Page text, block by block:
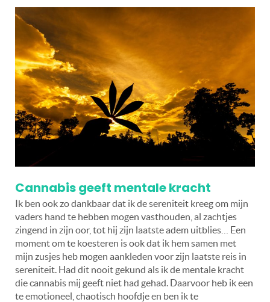
Cannabis geeft mentale kracht
Ik ben ook zo dankbaar dat ik de sereniteit kreeg om mijn
vaders hand te hebben mogen vasthouden, al zachtjes
zingend in zijn oor, tot hij zijn laatste adem uitblies… Een
moment om te koesteren is ook dat ik hem samen met
mijn zusjes heb mogen aankleden voor zijn laatste reis in
sereniteit. Had dit nooit gekund als ik de mentale kracht
die cannabis mij geeft niet had gehad. Daarvoor heb ik een
te emotioneel, chaotisch hoofdje en ben ik te